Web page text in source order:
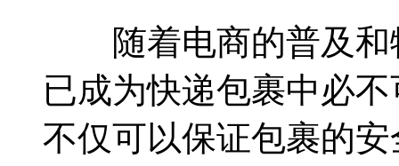
随着电商的普及和
已成为快递包裹中必
不仅可以保证包裹的